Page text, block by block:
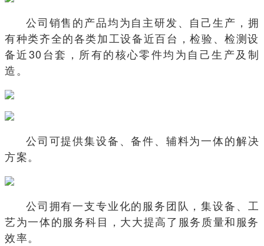
公司销售的产品均为自主研发、自己生产，拥
有种类齐全的各类加工设备近百台，检验、检测设
备近30台套，所有的核心零件均为自己生产及制
造。
公司可提供集设备、备件、辅料为一体的解决
方案。
公司拥有一支专业化的服务团队，集设备、工
艺为一体的服务科目，大大提高了服务质量和服务
效率。